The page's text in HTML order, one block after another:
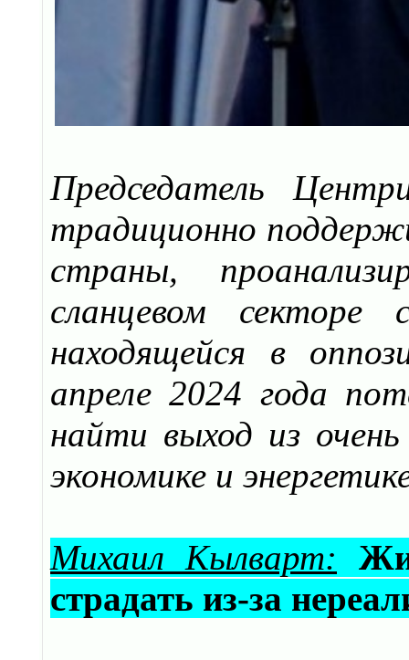
Председатель
традиционно
страны,
сланцевом
находящейся в
апреле 2024 года
найти выход из
экономике и
Михаил Кылварт:
страдать из-за